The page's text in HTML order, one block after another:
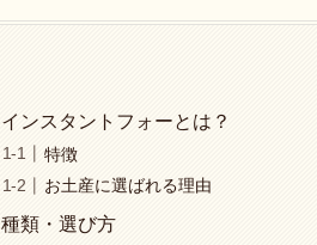
インスタントフォーとは？
特徴
お土産に選ばれる理由
種類・選び方